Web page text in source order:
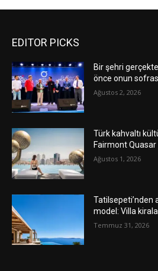
EDITOR PICKS
Bir şehri
önce onun
Ağustos 2, 2026
Türk kahvaltı
Fairmont Quasar
Ağustos 1, 2026
Tatilsepeti’nden
model: Villa
Temmuz 31, 2026